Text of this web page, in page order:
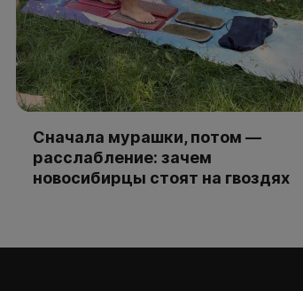
Сначала мурашки, потом —
расслабление: зачем
новосибирцы стоят на гвоздях